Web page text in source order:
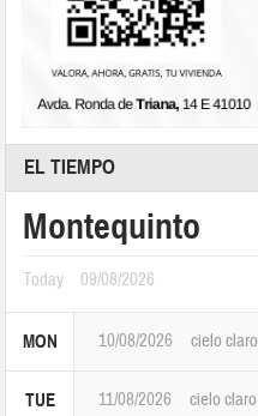
EL TIEMPO
Montequinto
Today 09/08/2026
MON 10/08/2026 cielo claro
TUE 11/08/2026 cielo claro